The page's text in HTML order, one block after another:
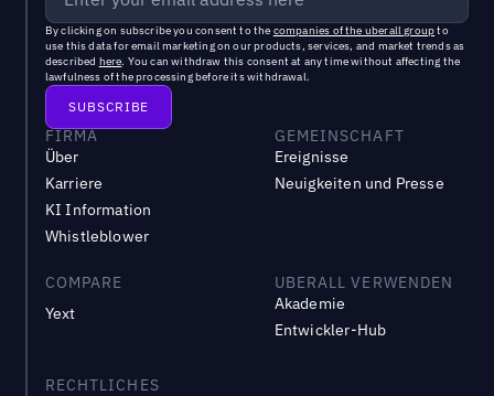
By clicking on subscribe you consent to the companies of the uberall groupto
use this data for email marketing on our products, services, and market trends as
described here. You can withdraw this consent at any time without affecting the
lawfulness of the processing before its withdrawal.
FIRMA
Über
Karriere
KI Information
Whistleblower
GEMEINSCHAFT
Ereignisse
Neuigkeiten und Presse
COMPARE
Yext
UBERALL VERWENDEN
Akademie
Entwickler-Hub
RECHTLICHES